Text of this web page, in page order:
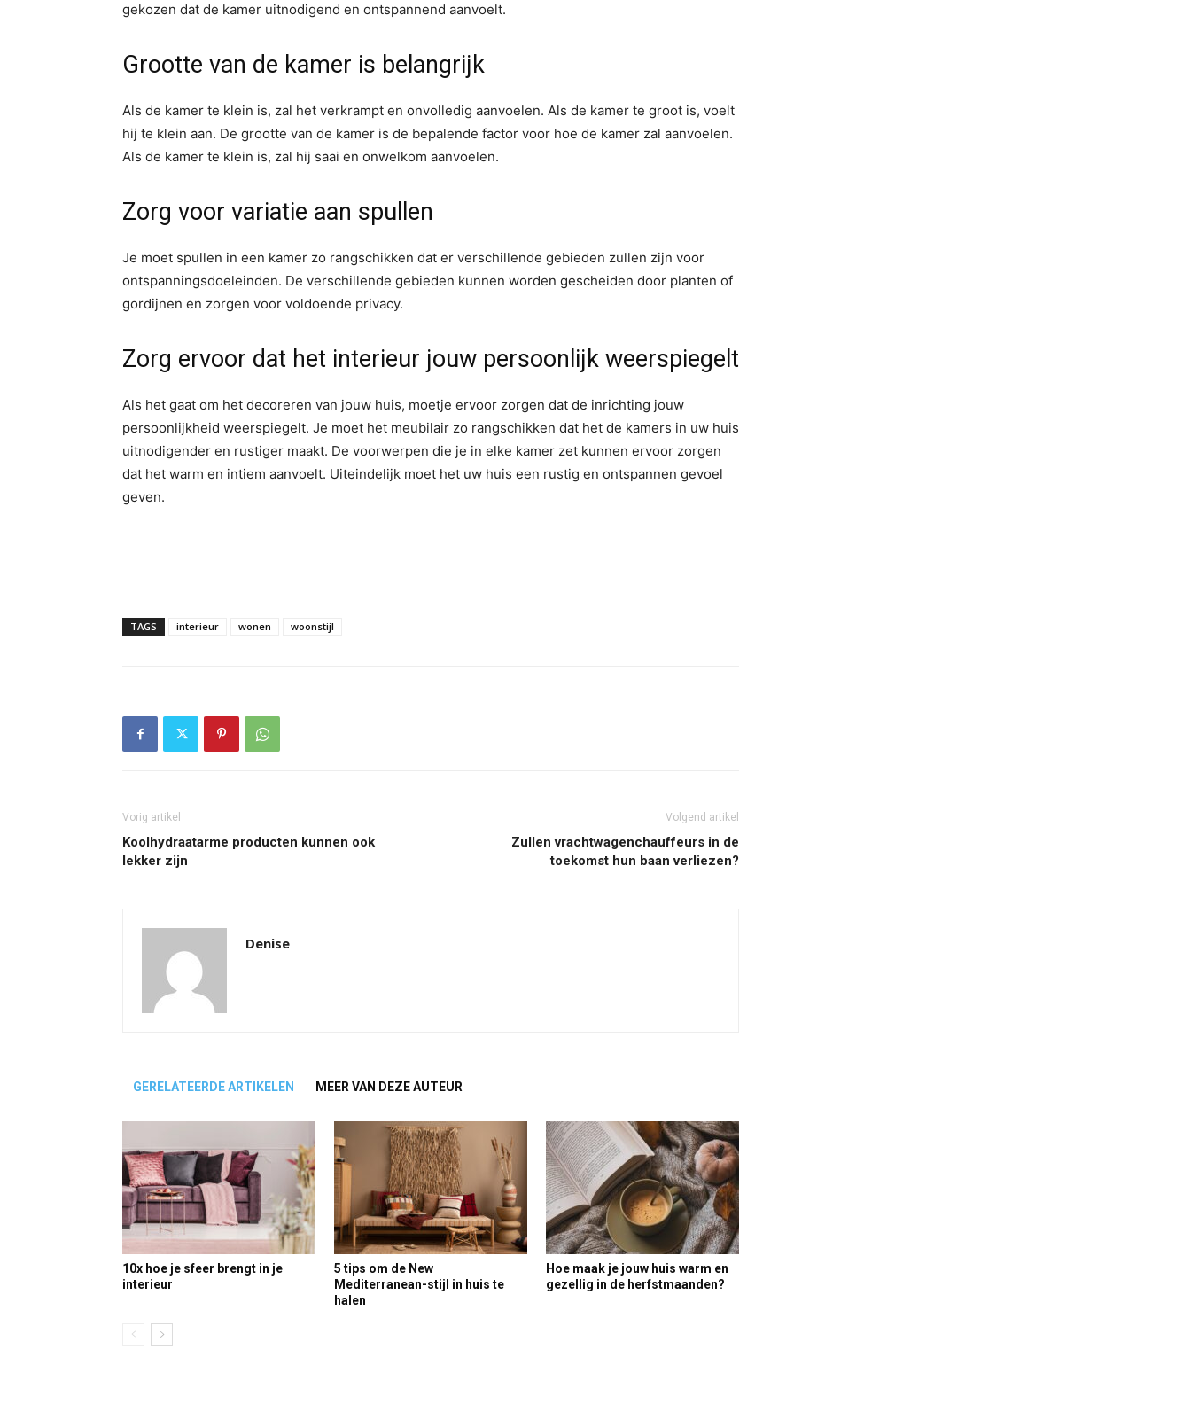
gekozen dat de kamer uitnodigend en ontspannend aanvoelt.
Grootte van de kamer is belangrijk
Als de kamer te klein is, zal het verkrampt en onvolledig aanvoelen. Als de kamer te groot is, voelt
hij te klein aan. De grootte van de kamer is de bepalende factor voor hoe de kamer zal aanvoelen.
Als de kamer te klein is, zal hij saai en onwelkom aanvoelen.
Zorg voor variatie aan spullen
Je moet spullen in een kamer zo rangschikken dat er verschillende gebieden zullen zijn voor
ontspanningsdoeleinden. De verschillende gebieden kunnen worden gescheiden door planten of
gordijnen en zorgen voor voldoende privacy.
Zorg ervoor dat het interieur jouw persoonlijk weerspiegelt
Als het gaat om het decoreren van jouw huis, moetje ervoor zorgen dat de inrichting jouw
persoonlijkheid weerspiegelt. Je moet het meubilair zo rangschikken dat het de kamers in uw huis
uitnodigender en rustiger maakt. De voorwerpen die je in elke kamer zet kunnen ervoor zorgen
dat het warm en intiem aanvoelt. Uiteindelijk moet het uw huis een rustig en ontspannen gevoel
geven.
TAGS interieur wonen woonstijl
Vorig artikel
Koolhydraatarme producten kunnen ook
lekker zijn
Volgend artikel
Zullen vrachtwagenchauffeurs in de
toekomst hun baan verliezen?
Denise
GERELATEERDE ARTIKELEN MEER VAN DEZE AUTEUR
10x hoe je sfeer brengt in je
interieur
5 tips om de New
Mediterranean-stijl in huis te
halen
Hoe maak je jouw huis warm en
gezellig in de herfstmaanden?